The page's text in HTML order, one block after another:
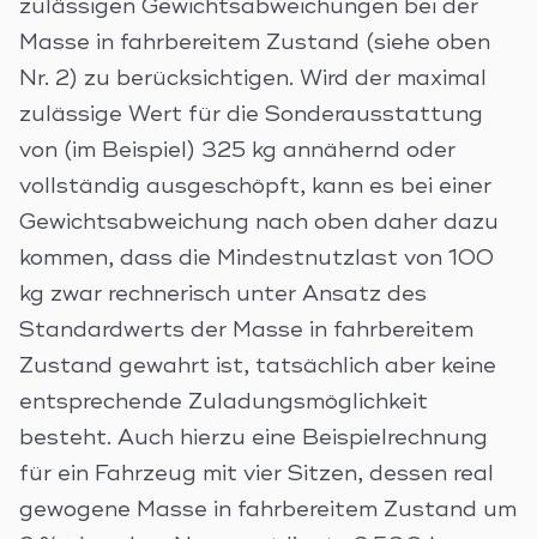
zulässigen Gewichtsabweichungen bei der
Masse in fahrbereitem Zustand (siehe oben
Nr. 2) zu berücksichtigen. Wird der maximal
zulässige Wert für die Sonderausstattung
von (im Beispiel) 325 kg annähernd oder
vollständig ausgeschöpft, kann es bei einer
Gewichtsabweichung nach oben daher dazu
kommen, dass die Mindestnutzlast von 100
kg zwar rechnerisch unter Ansatz des
Standardwerts der Masse in fahrbereitem
Zustand gewahrt ist, tatsächlich aber keine
entsprechende Zuladungsmöglichkeit
besteht. Auch hierzu eine Beispielrechnung
für ein Fahrzeug mit vier Sitzen, dessen real
gewogene Masse in fahrbereitem Zustand um